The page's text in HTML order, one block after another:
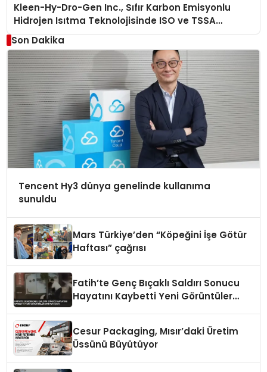
Kleen-Hy-Dro-Gen Inc., Sıfır Karbon Emisyonlu
Hidrojen Isıtma Teknolojisinde ISO ve TSSA
Düzenleyici Onaylarını Aldı
Son Dakika
Tencent Hy3 dünya genelinde kullanıma
sunuldu
Mars Türkiye’den “Köpeğini İşe Götür
Haftası” çağrısı
Fatih’te Genç Bıçaklı Saldırı Sonucu
Hayatını Kaybetti Yeni Görüntüler
Cesur Packaging, Mısır’daki Üretim
Üssünü Büyütüyor